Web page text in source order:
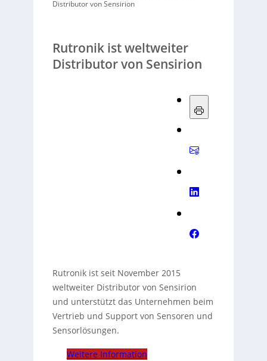
Distributor von Sensirion
Rutronik ist weltweiter
Distributor von Sensirion
Rutronik ist seit November 2015
weltweiter Distributor von Sensirion
und unterstützt das Unternehmen beim
Vertrieb und Support von Sensoren und
Sensorlösungen.
Weitere Information